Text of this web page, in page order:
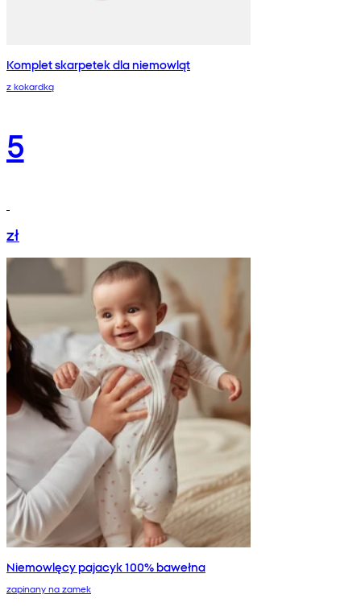
Komplet skarpetek dla niemowląt
z kokardką
5
zł
Niemowlęcy pajacyk 100% bawełna
zapinany na zamek